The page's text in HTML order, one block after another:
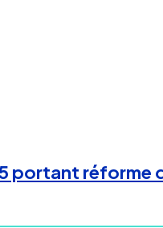
portant